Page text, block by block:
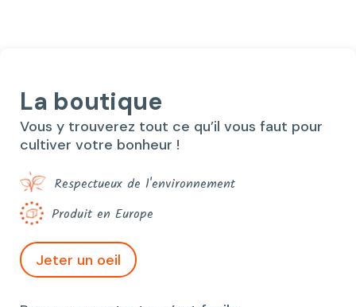
La boutique
Vous y trouverez tout ce qu’il vous faut pour
cultiver votre bonheur !
Respectueux de l'environnement
Produit en Europe
Jeter un oeil